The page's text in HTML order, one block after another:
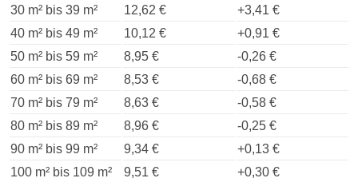
30 m² bis 39 m²
12,62 €
+3,41 €
40 m² bis 49 m²
10,12 €
+0,91 €
50 m² bis 59 m²
8,95 €
-0,26 €
60 m² bis 69 m²
8,53 €
-0,68 €
70 m² bis 79 m²
8,63 €
-0,58 €
80 m² bis 89 m²
8,96 €
-0,25 €
90 m² bis 99 m²
9,34 €
+0,13 €
100 m² bis 109 m²
9,51 €
+0,30 €